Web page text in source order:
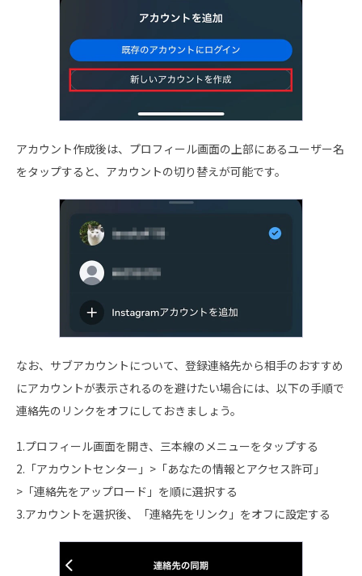
アカウント作成後は、プロフィール画面の上部にあるユーザー名
をタップすると、アカウントの切り替えが可能です。
なお、サブアカウントについて、登録連絡先から相手のおすすめ
にアカウントが表示されるのを避けたい場合には、以下の手順で
連絡先のリンクをオフにしておきましょう。
1.プロフィール画面を開き、三本線のメニューをタップする
2.「アカウントセンター」>「あなたの情報とアクセス許可」
>「連絡先をアップロード」を順に選択する
3.アカウントを選択後、「連絡先をリンク」をオフに設定する